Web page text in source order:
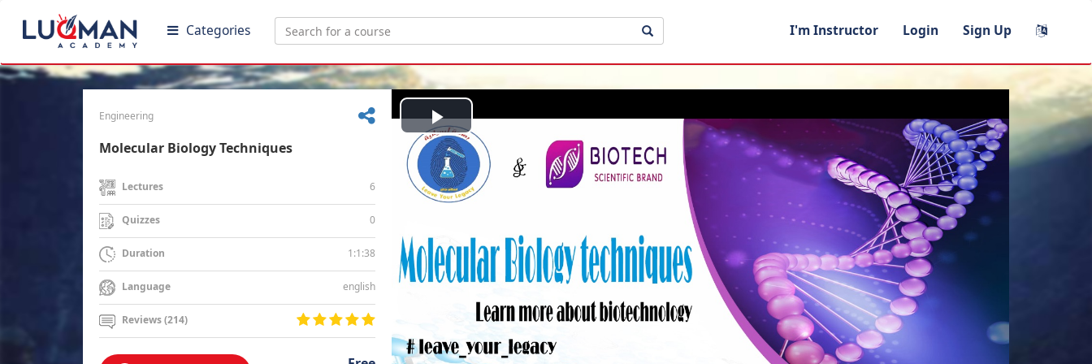
Categories I'm Instructor Login Sign Up
Engineering
Molecular Biology Techniques
Lectures 6
Quizzes 0
Duration 1:1:38
Language english
Reviews (214)
Play
Video